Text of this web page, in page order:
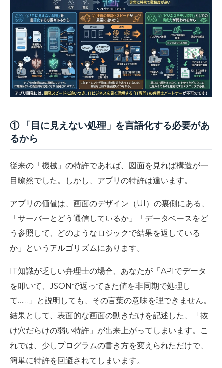
① 「目に見えない処理」を言語化する必要があ
るから
従来の「機械」の特許であれば、図面を見れば構造が一
目瞭然でした。しかし、アプリの特許は違います。
アプリの価値は、画面のデザイン（UI）の裏側にある、
「サーバーとどう通信しているか」「データベースをど
う参照して、どのようなロジックで結果を返している
か」というアルゴリズムにあります。
IT知識が乏しい弁理士の場合、あなたが「APIでデータ
を叩いて、JSONで返ってきた値を非同期で処理し
て……」と説明しても、その言葉の意味を理できません。
結果として、表面的な画面の動きだけを記述した、
「抜
け穴だらけの弱い特許」 が出来上がってしまいます。こ
れでは、少しプログラムの書き方を変えられただけで、
簡単に特許を回避されてしまいます。